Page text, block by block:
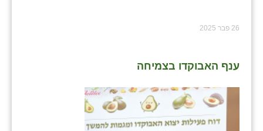
26 פבר 2025
ענף האבוקדו בצמיחה